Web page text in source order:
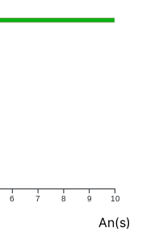
6 7 8 9 10
An(s)